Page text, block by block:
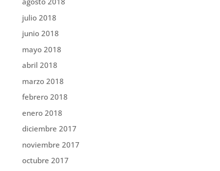
julio 2018
junio 2018
mayo 2018
abril 2018
marzo 2018
febrero 2018
enero 2018
diciembre 2017
noviembre 2017
octubre 2017